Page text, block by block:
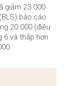
giảm 23.000
báo cáo
20.000 (điều
6 và thấp hơn